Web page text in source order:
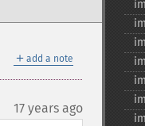
＋ add a note
17 years ago